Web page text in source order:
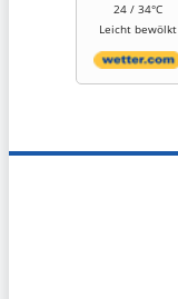
24 / 34°C
Leicht bewölkt